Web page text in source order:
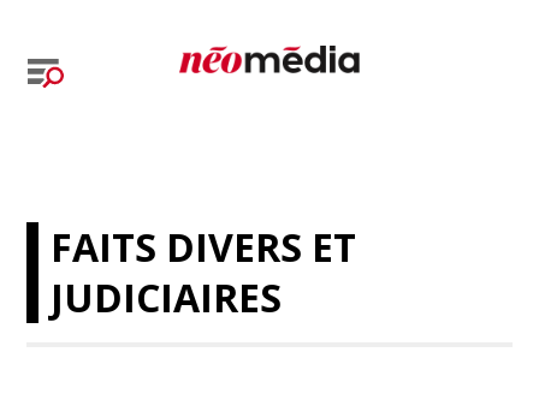
FAITS DIVERS ET
JUDICIAIRES